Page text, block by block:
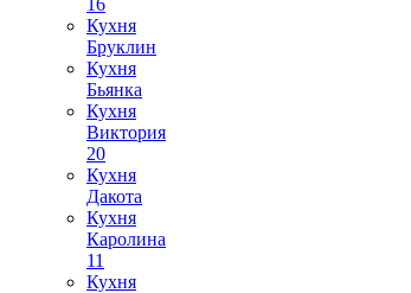
16
Кухня
Бруклин
Кухня
Бьянка
Кухня
Виктория
20
Кухня
Дакота
Кухня
Каролина
11
Кухня